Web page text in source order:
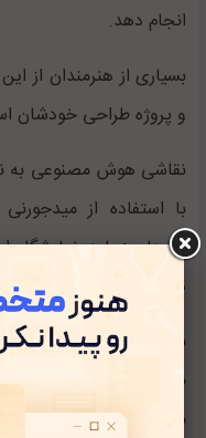
انجام دهد.
بسیاری از هنرمندان از
و پروژه طراحی خودشان
نقاشی هوش مصنوعی به
با استفاده از
دیگر را شکست داد.
با این حال، میدجورنی
میزبانی می‌شود. برای
متصل شوید و از